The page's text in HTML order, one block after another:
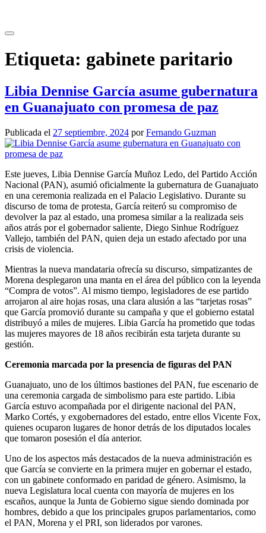
contenido
Etiqueta: gabinete paritario
Libia Dennise García asume gubernatura
en Guanajuato con promesa de paz
Publicada el 27 septiembre, 2024 porFernando Guzman
Este jueves, Libia Dennise García Muñoz Ledo, del Partido Acción
Nacional (PAN), asumió oficialmente la gubernatura de Guanajuato
en una ceremonia realizada en el Palacio Legislativo. Durante su
discurso de toma de protesta, García reiteró su compromiso de
devolver la paz al estado, una promesa similar a la realizada seis
años atrás por el gobernador saliente, Diego Sinhue Rodríguez
Vallejo, también del PAN, quien deja un estado afectado por una
crisis de violencia.
Mientras la nueva mandataria ofrecía su discurso, simpatizantes de
Morena desplegaron una manta en el área del público con la leyenda
“Compra de votos”. Al mismo tiempo, legisladores de ese partido
arrojaron al aire hojas rosas, una clara alusión a las “tarjetas rosas”
que García promovió durante su campaña y que el gobierno estatal
distribuyó a miles de mujeres. Libia García ha prometido que todas
las mujeres mayores de 18 años recibirán esta tarjeta durante su
gestión.
Ceremonia marcada por la presencia de figuras del PAN
Guanajuato, uno de los últimos bastiones del PAN, fue escenario de
una ceremonia cargada de simbolismo para este partido. Libia
García estuvo acompañada por el dirigente nacional del PAN,
Marko Cortés, y exgobernadores del estado, entre ellos Vicente Fox,
quienes ocuparon lugares de honor detrás de los diputados locales
que tomaron posesión el día anterior.
Uno de los aspectos más destacados de la nueva administración es
que García se convierte en la primera mujer en gobernar el estado,
con un gabinete conformado en paridad de género. Asimismo, la
nueva Legislatura local cuenta con mayoría de mujeres en los
escaños, aunque la Junta de Gobierno sigue siendo dominada por
hombres, debido a que los principales grupos parlamentarios, como
el PAN, Morena y el PRI, son liderados por varones.